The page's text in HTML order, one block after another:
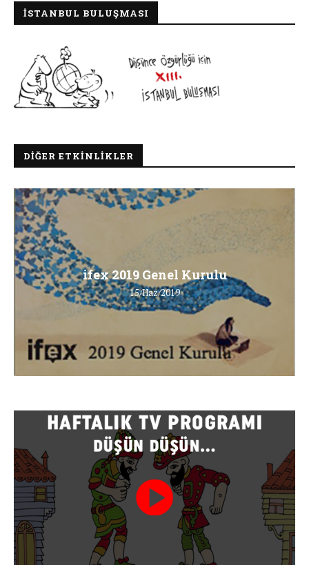
İSTANBUL BULUŞMASI
DIĞER ETKINLIKLER
ifex 2019 Genel Kurulu
15/Haz/2019